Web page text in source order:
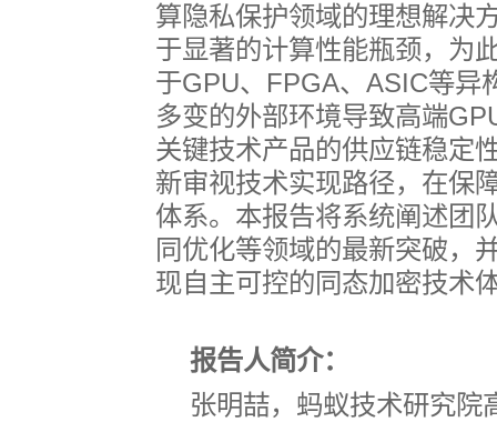
算隐私保护领域的理想解决
于显著的计算性能瓶颈，为
于GPU、 FPGA、 ASIC等异
多变的外部环境导致高端
关键技术产品的供应链稳定
新审视技术实现路径，在保
体系。本报告将系统阐述团
同优化等领域的最新突破，
现自主可控的同态加密技术
报告人简介：
张明喆，蚂蚁技术研究院